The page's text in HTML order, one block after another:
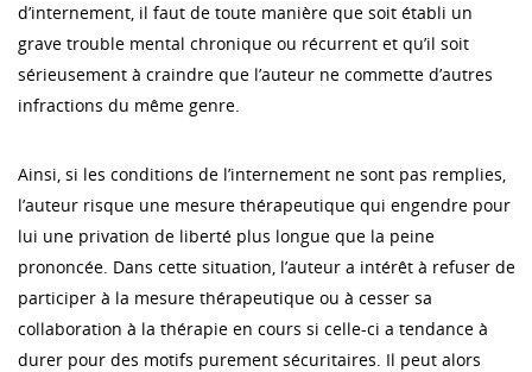
d’internement, il faut de toute manière que soit établi un
grave trouble mental chronique ou récurrent et qu’il soit
sérieusement à craindre que l’auteur ne commette d’autres
infractions du même genre.
Ainsi, si les conditions de l’internement ne sont pas remplies,
l’auteur risque une mesure thérapeutique qui engendre pour
lui une privation de liberté plus longue que la peine
prononcée. Dans cette situation, l’auteur a intérêt à refuser de
participer à la mesure thérapeutique ou à cesser sa
collaboration à la thérapie en cours si celle-ci a tendance à
durer pour des motifs purement sécuritaires. Il peut alors